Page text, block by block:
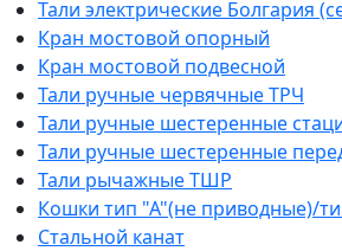
Тали электрические Болгария
Кран мостовой опорный
Кран мостовой подвесной
Тали ручные червячные ТРЧ
Тали ручные шестеренные
Тали ручные шестеренные
Тали рычажные ТШР
Кошки тип "А"(не приводные)/
Стальной канат